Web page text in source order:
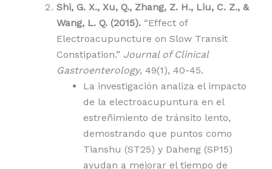
Shi, G. X., Xu, Q., Zhang, Z. H., Liu, C. Z., &
Wang, L. Q. (2015).“Effect of
Electroacupuncture on Slow Transit
Constipation.” Journal of Clinical
Gastroenterology, 49(1), 40-45.
La investigación analiza el impacto
de la electroacupuntura en el
estreñimiento de tránsito lento,
demostrando que puntos como
Tianshu (ST25) y Daheng (SP15)
ayudan a mejorar el tiempo de